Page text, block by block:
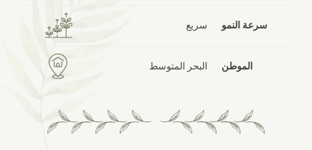
سرعة النمو سريع
الموطن البحر المتوسط